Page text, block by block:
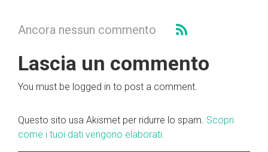
Ancora nessun commento
Lascia un commento
You must be logged in to post a comment.
Questo sito usa Akismet per ridurre lo spam. Scopri
come i tuoi dati vengono elaborati.